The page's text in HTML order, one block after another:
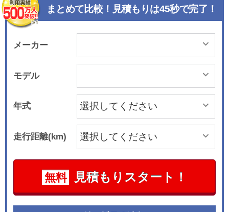
まとめて比較！見積もりは45秒で完了！
メーカー
モデル
年式
走行距離(km)
無料 見積もりスタート！